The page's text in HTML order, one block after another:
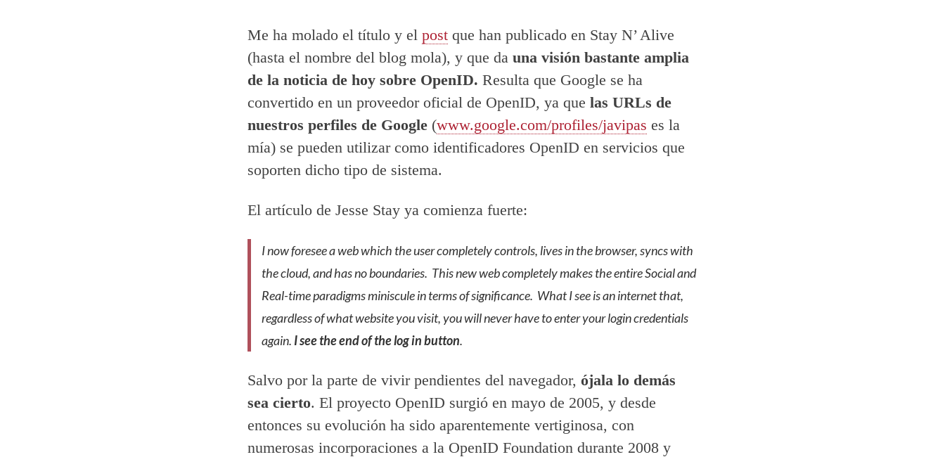
Me ha molado el título y el post que han publicado en Stay N’ Alive
(hasta el nombre del blog mola), y que da una visión bastante amplia
de la noticia de hoy sobre OpenID. Resulta que Google se ha
convertido en un proveedor oficial de OpenID, ya que las URLs de
nuestros perfiles de Google (www.google.com/profiles/javipas es la
mía) se pueden utilizar como identificadores OpenID en servicios que
soporten dicho tipo de sistema.
El artículo de Jesse Stay ya comienza fuerte:
I now foresee a web which the user completely controls, lives in the browser, syncs with
the cloud, and has no boundaries. This new web completely makes the entire Social and
Real-time paradigms miniscule in terms of significance. What I see is an internet that,
regardless of what website you visit, you will never have to enter your login credentials
again. I see the end of the log in button.
Salvo por la parte de vivir pendientes del navegador, ójala lo demás
sea cierto. El proyecto OpenID surgió en mayo de 2005, y desde
entonces su evolución ha sido aparentemente vertiginosa, con
numerosas incorporaciones a la OpenID Foundation durante 2008 y